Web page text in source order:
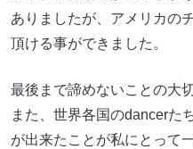
ありましたが、アメリカの
頂ける事ができました。
最後まで諦めないことの大
また、世界各国のdancerた
が出来たことが私にとって